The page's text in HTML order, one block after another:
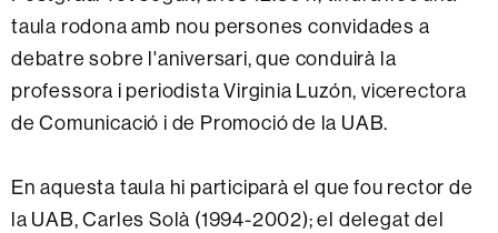
taula rodona amb nou persones convidades a
debatre sobre l'aniversari, que conduirà la
professora i periodista Virginia Luzón, vicerectora
de Comunicació i de Promoció de la UAB.
En aquesta taula hi participarà el que fou rector de
la UAB, Carles Solà (1994-2002); el delegat del